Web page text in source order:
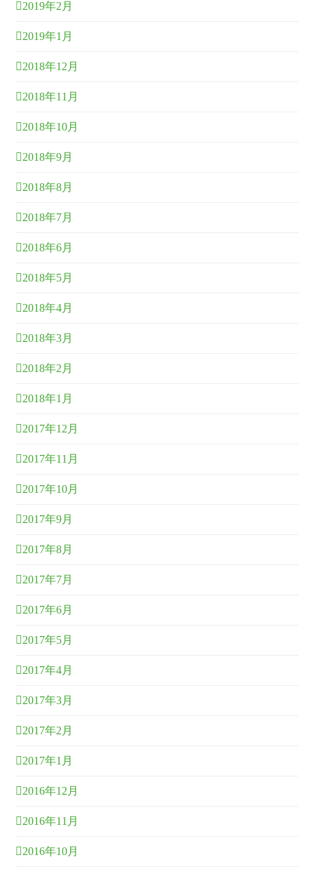
2019年2月
2019年1月
2018年12月
2018年11月
2018年10月
2018年9月
2018年8月
2018年7月
2018年6月
2018年5月
2018年4月
2018年3月
2018年2月
2018年1月
2017年12月
2017年11月
2017年10月
2017年9月
2017年8月
2017年7月
2017年6月
2017年5月
2017年4月
2017年3月
2017年2月
2017年1月
2016年12月
2016年11月
2016年10月